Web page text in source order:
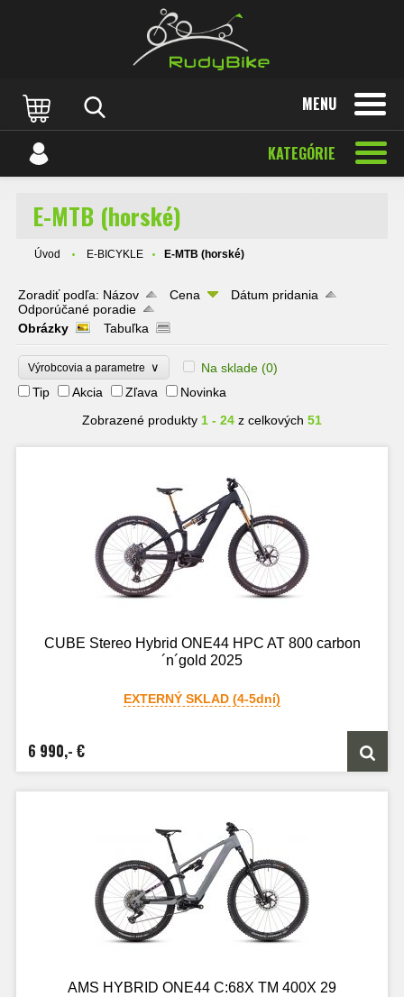
MENU
KATEGÓRIE
E-MTB (horské)
Úvod E-BICYKLE E-MTB (horské)
Zoradiť podľa: Názov Cena
Dátum pridania
Odporúčané poradie
Obrázky
Tabuľka
Výrobcovia a parametre ∨ Na sklade (0)
Tip
Akcia Zľava
Novinka
Zobrazené produkty 1 - 24 z celkových 51
CUBE Stereo Hybrid ONE44 HPC AT 800 carbon
´n´gold 2025
EXTERNÝ SKLAD (4-5dní)
6 990,- €
AMS HYBRID ONE44 C:68X TM 400X 29